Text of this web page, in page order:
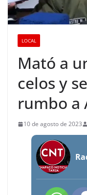
LOCAL
Mató a
celos y
rumbo a
10 de agosto de 2023